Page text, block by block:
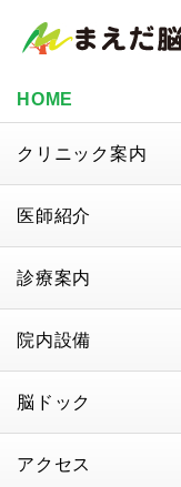
HOME
クリニック案内
医師紹介
診療案内
院内設備
脳ドック
アクセス